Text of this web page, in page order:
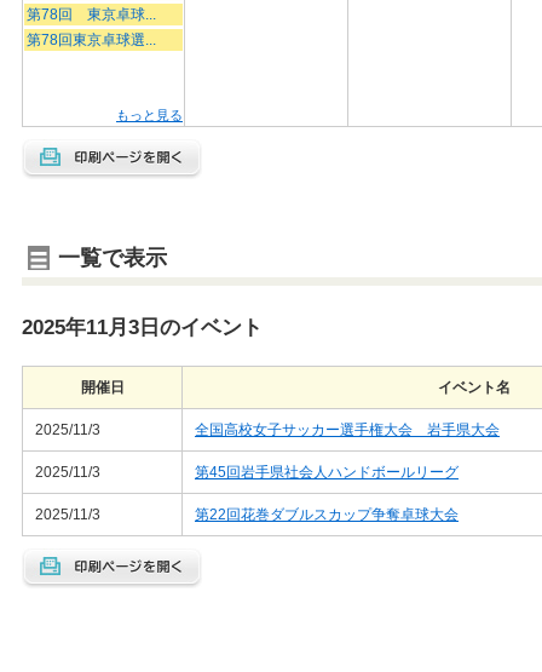
第78回 東京卓球...
第78回東京卓球選...
もっと見る
一覧で表示
2025年11月3日のイベント
開催日 イベント名
2025/11/3 全国高校女子サッカー選手権大会 岩手県大会
2025/11/3 第45回岩手県社会人ハンドボールリーグ
2025/11/3 第22回花巻ダブルスカップ争奪卓球大会